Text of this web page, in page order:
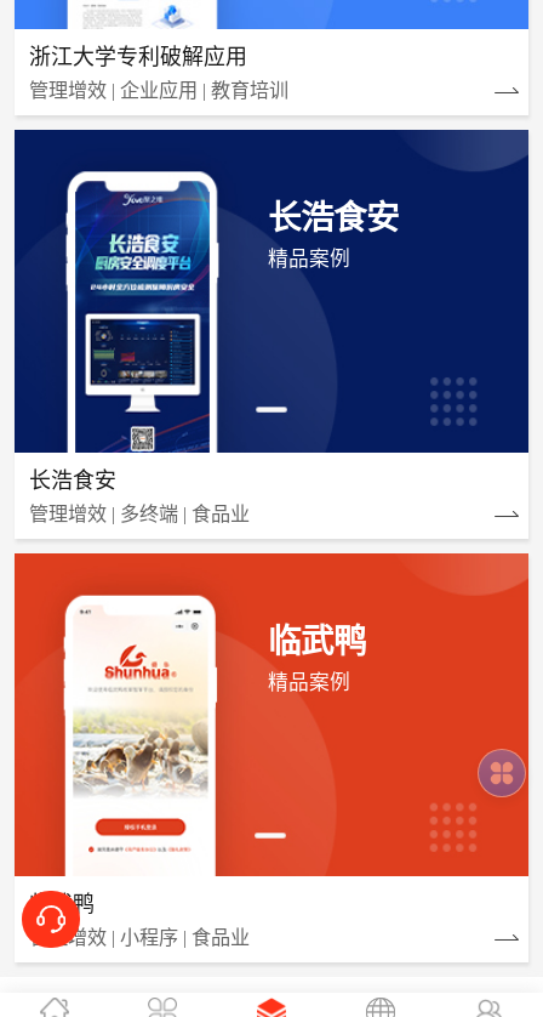
浙江大学专利破解应用
管理增效 | 企业应用 | 教育培训
长浩食安
精品案例
长浩食安
管理增效 | 多终端 | 食品业
临武鸭
精品案例
临武鸭
管理增效 | 小程序 | 食品业